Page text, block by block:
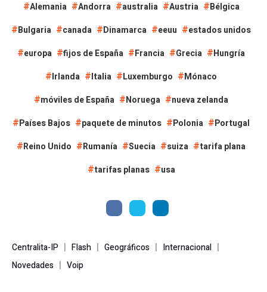
Alemania Andorra australia Austria
Bélgica
Bulgaria
canada Dinamarca eeuu
estados unidos
europa
fijos de España Francia Grecia
Hungría
Irlanda
Italia Luxemburgo
Mónaco
móviles de España
Noruega
nueva zelanda
Países Bajos
paquete de minutos Polonia
Portugal
Reino Unido
Rumanía Suecia suiza
tarifa plana
tarifas planas
usa
Centralita-IP | Flash | Geográficos | Internacional |
Novedades | Voip